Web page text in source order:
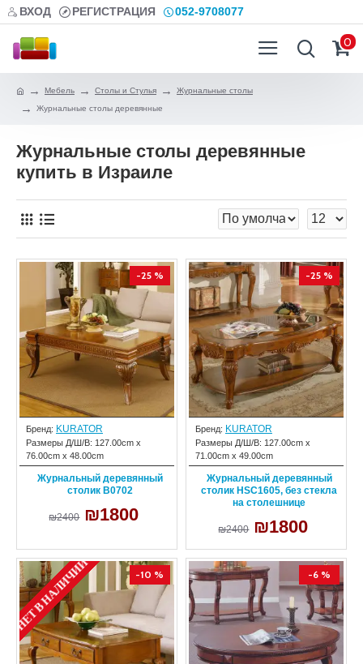
ВХОД РЕГИСТРАЦИЯ 052-9708077
0
Мебель Столы и Стулья
Журнальные столы
Журнальные столы деревянные
Журнальные столы деревянные
купить в Израиле
-25 %
Бренд: KURATOR
Размеры Д/Ш/В: 127.00cm x
76.00cm x 48.00cm
Журнальный деревянный
столик B0702
₪2400 ₪1800
-25 %
Бренд: KURATOR
Размеры Д/Ш/В: 127.00cm x
71.00cm x 49.00cm
Журнальный деревянный
столик HSC1605, без стекла
на столешнице
₪2400 ₪1800
-10 %
НЕТ В НАЛИЧИИ -6 %